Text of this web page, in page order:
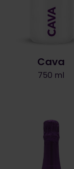
Cava
750 ml